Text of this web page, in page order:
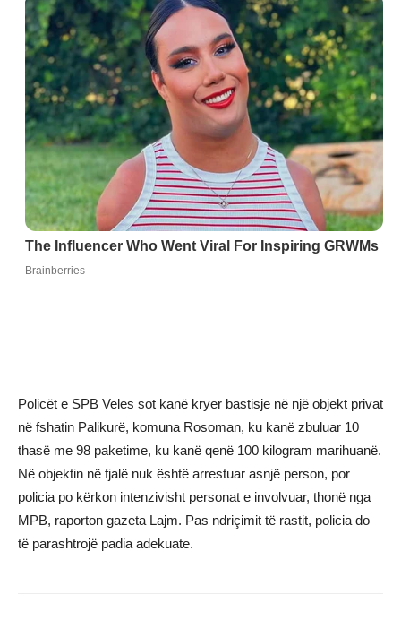
Policët e SPB Veles sot kanë kryer bastisje në një objekt privat
në fshatin Palikurë, komuna Rosoman, ku kanë zbuluar 10
thasë me 98 paketime, ku kanë qenë 100 kilogram marihuanë.
Në objektin në fjalë nuk është arrestuar asnjë person, por
policia po kërkon intenzivisht personat e involvuar, thonë nga
MPB, raporton gazeta Lajm. Pas ndriçimit të rastit, policia do
të parashtrojë padia adekuate.